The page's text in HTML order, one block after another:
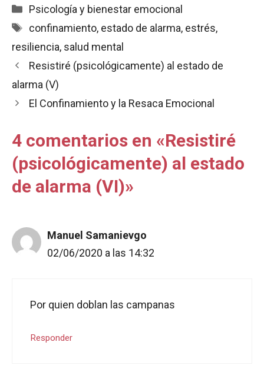
c
b
o
o
a
s
A
p
a
l
i
t
m
a
r
t
Categorías
Psicología y bienestar emocional
Etiquetas
confinamiento, estado de alarma, estrés,
resiliencia, salud mental
Resistiré (psicológicamente) al estado de
alarma (V)
El Confinamiento y la Resaca Emocional
4 comentarios en «Resistiré
(psicológicamente) al estado
de alarma (VI)»
Manuel Samanievgo
02/06/2020 a las 14:32
Por quien doblan las campanas
Responder